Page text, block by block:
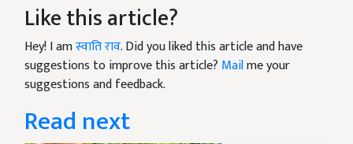
Like this article?
Hey! I amस्वाति राव. Did you liked this article and have
suggestions to improve this article? Mailme your
suggestions and feedback.
Read next